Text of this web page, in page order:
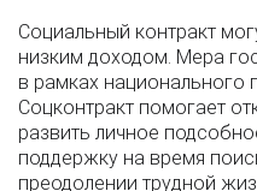
Социальный контракт
низким доходом. Мера
в рамках национального
Соцконтракт помогает
развить личное
поддержку на время
преодолении трудной